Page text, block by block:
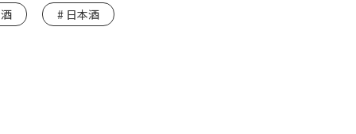
酒 日本酒